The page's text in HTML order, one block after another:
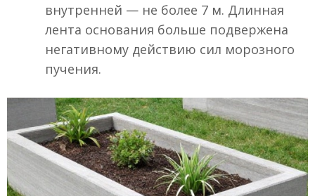
внутренней — не более 7 м. Длинная
лента основания больше подвержена
негативному действию сил морозного
пучения.